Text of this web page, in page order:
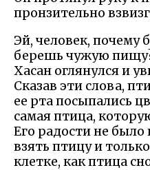
пронзительно
Эй, человек, почему
берешь чужую
Хасан оглянулся и
Сказав эти слова,
ее рта посыпались
самая птица,
Его радости не
взять птицу и
клетке, как птица